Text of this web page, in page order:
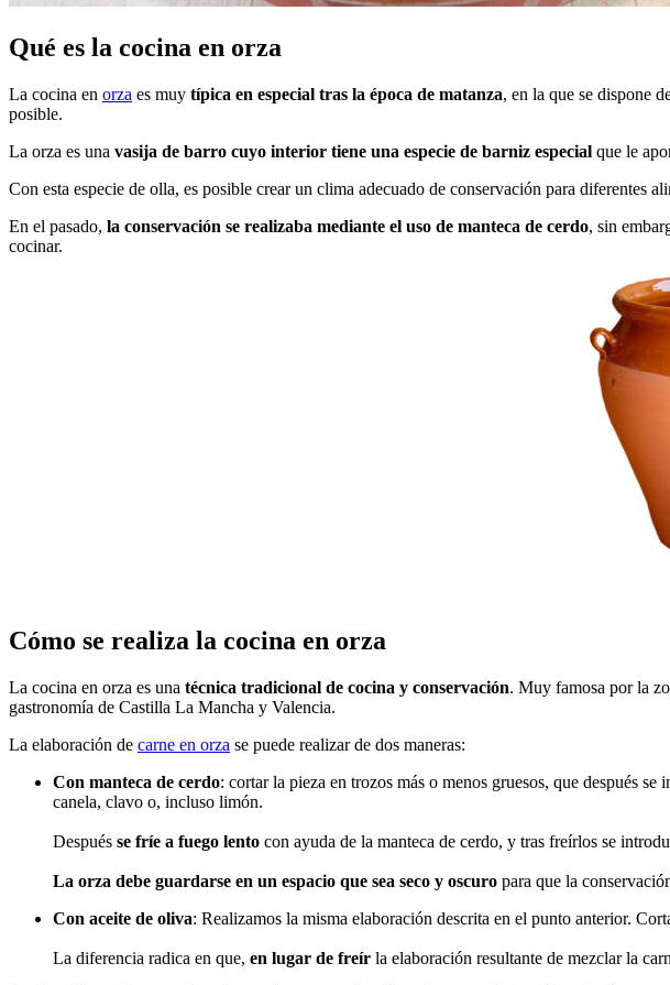
Qué es la cocina en orza
La cocina en orza es muy típica en especial tras la época de matanza, en la que se dispone
posible.
La orza es una vasija de barro cuyo interior tiene una especie de barniz especial que le
Con esta especie de olla, es posible crear un clima adecuado de conservación para diferentes
En el pasado, la conservación se realizaba mediante el uso de manteca de cerdo, sin
cocinar.
Cómo se realiza la cocina en orza
La cocina en orza es una técnica tradicional de cocina y conservación. Muy famosa por la
gastronomía de Castilla La Mancha y Valencia.
La elaboración de carne en orza se puede realizar de dos maneras:
Con manteca de cerdo: cortar la pieza en trozos más o menos gruesos, que después
canela, clavo o, incluso limón.
Después se fríe a fuego lento con ayuda de la manteca de cerdo, y tras freírlos se
La orza debe guardarse en un espacio que sea seco y oscuro para que la
Con aceite de oliva: Realizamos la misma elaboración descrita en el punto anterior.
La diferencia radica en que, en lugar de freír la elaboración resultante de mezclar la